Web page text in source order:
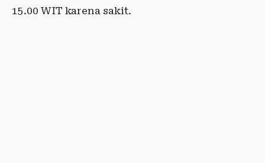
15.00 WIT karena sakit.​​​​​​​